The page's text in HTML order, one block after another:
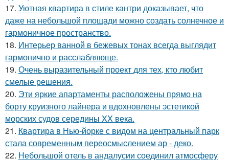
17. Уютная квартира в стиле кантри доказывает, что
даже на небольшой площади можно создать солнечное и
гармоничное пространство.
18. Интерьер ванной в бежевых тонах всегда выглядит
гармонично и расслабляюще.
19. Очень выразительный проект для тех, кто любит
смелые решения.
20. Эти яркие апартаменты расположены прямо на
борту круизного лайнера и вдохновлены эстетикой
морских судов середины XX века.
21. Квартира в Нью-йорке с видом на центральный парк
стала современным переосмыслением ар - деко.
22. Небольшой отель в андалусии соединил атмосферу